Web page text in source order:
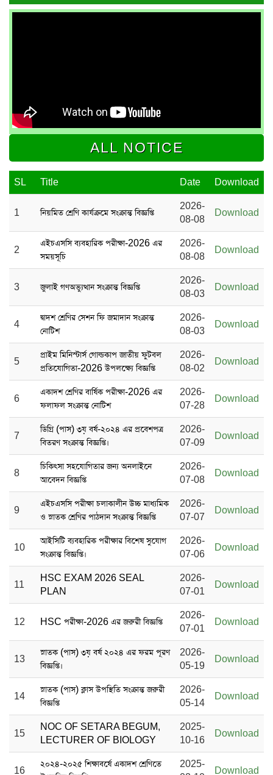
ALL NOTICE
SL Title Date Download
1 নিয়মিত শ্রেণি কার্যক্রমে সংক্রান্ত বিজ্ঞপ্তি
2026-
08-08
Download
2
এইচএসসি ব্যবহারিক পরীক্ষা-2026 এর
সময়সূচি
2026-
08-08
Download
3 জুলাই গণঅভ্যুত্থান সংক্রান্ত বিজ্ঞপ্তি
2026-
08-03
Download
4
দ্বাদশ শ্রেণির সেশন ফি জমাদান সংক্রান্ত
নোটিশ
2026-
08-03
Download
5
প্রাইম মিনিস্টার্স গোল্ডকাপ জাতীয় ফুটবল
প্রতিযোগিতা-2026 উপলক্ষ্যে বিজ্ঞপ্তি
2026-
08-02
Download
6
একাদশ শ্রেণির বার্ষিক পরীক্ষা-2026 এর
ফলাফল সংক্রান্ত নোটিশ
2026-
07-28
Download
7
ডিগ্রি (পাস) ৩য় বর্ষ-২০২৪ এর প্রবেশপত্র
বিতরণ সংক্রান্ত বিজ্ঞপ্তি।
2026-
07-09
Download
8
চিকিৎসা সহযোগিতার জন্য অনলাইনে
আবেদন বিজ্ঞপ্তি
2026-
07-08
Download
9
এইচএসসি পরীক্ষা চলাকালীন উচ্চ মাধ্যমিক
ও স্নাতক শ্রেণির পাঠদান সংক্রান্ত বিজ্ঞপ্তি
2026-
07-07
Download
10
আইসিটি ব্যবহারিক পরীক্ষার বিশেষ সুযোগ
সংক্রান্ত বিজ্ঞপ্তি।
2026-
07-06
Download
11
HSC EXAM 2026 SEAL
PLAN
2026-
07-01
Download
12 HSC পরীক্ষা-2026 এর জরুরী বিজ্ঞপ্তি
2026-
07-01
Download
13
স্নাতক (পাস) ৩য় বর্ষ ২০২৪ এর ফরম পূরণ
বিজ্ঞপ্তি।
2026-
05-19
Download
14
স্নাতক (পাস) ক্লাস উপস্থিতি সংক্রান্ত জরুরী
বিজ্ঞপ্তি
2026-
05-14
Download
15
NOC OF SETARA BEGUM,
LECTURER OF BIOLOGY
2025-
10-16
Download
16
২০২৪-২০২৫ শিক্ষাবর্ষে একাদশ শ্রেণিতে
2025-
Download